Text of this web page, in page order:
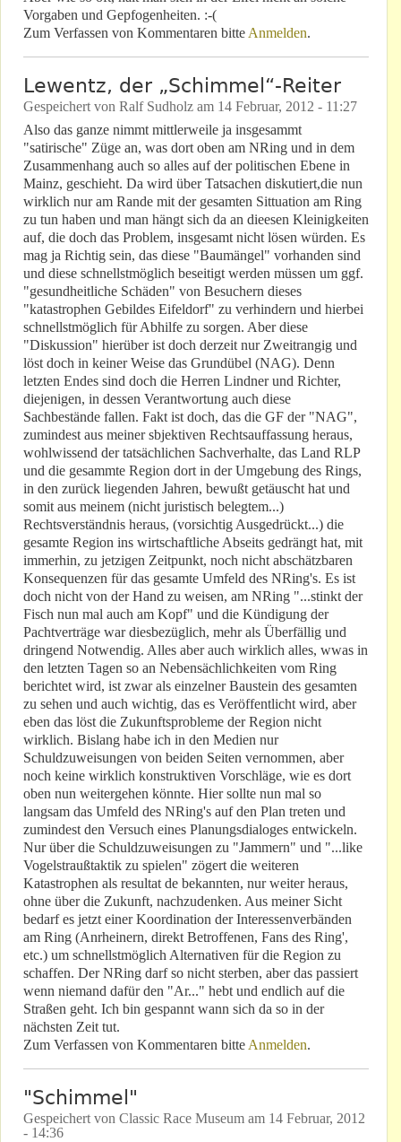
Vorgaben und Gepfogenheiten. :-(
Zum Verfassen von Kommentaren bitte Anmelden.
Lewentz, der „Schimmel“-Reiter
Gespeichert von Ralf Sudholz am 14 Februar, 2012 - 11:27
Also das ganze nimmt mittlerweile ja insgesammt
"satirische" Züge an, was dort oben am NRing und in dem
Zusammenhang auch so alles auf der politischen Ebene in
Mainz, geschieht. Da wird über Tatsachen diskutiert,die nun
wirklich nur am Rande mit der gesamten Sittuation am Ring
zu tun haben und man hängt sich da an dieesen Kleinigkeiten
auf, die doch das Problem, insgesamt nicht lösen würden. Es
mag ja Richtig sein, das diese "Baumängel" vorhanden sind
und diese schnellstmöglich beseitigt werden müssen um ggf.
"gesundheitliche Schäden" von Besuchern dieses
"katastrophen Gebildes Eifeldorf" zu verhindern und hierbei
schnellstmöglich für Abhilfe zu sorgen. Aber diese
"Diskussion" hierüber ist doch derzeit nur Zweitrangig und
löst doch in keiner Weise das Grundübel (NAG). Denn
letzten Endes sind doch die Herren Lindner und Richter,
diejenigen, in dessen Verantwortung auch diese
Sachbestände fallen. Fakt ist doch, das die GF der "NAG",
zumindest aus meiner sbjektiven Rechtsauffassung heraus,
wohlwissend der tatsächlichen Sachverhalte, das Land RLP
und die gesammte Region dort in der Umgebung des Rings,
in den zurück liegenden Jahren, bewußt getäuscht hat und
somit aus meinem (nicht juristisch belegtem...)
Rechtsverständnis heraus, (vorsichtig Ausgedrückt...) die
gesamte Region ins wirtschaftliche Abseits gedrängt hat, mit
immerhin, zu jetzigen Zeitpunkt, noch nicht abschätzbaren
Konsequenzen für das gesamte Umfeld des NRing's. Es ist
doch nicht von der Hand zu weisen, am NRing "...stinkt der
Fisch nun mal auch am Kopf" und die Kündigung der
Pachtverträge war diesbezüglich, mehr als Überfällig und
dringend Notwendig. Alles aber auch wirklich alles, wwas in
den letzten Tagen so an Nebensächlichkeiten vom Ring
berichtet wird, ist zwar als einzelner Baustein des gesamten
zu sehen und auch wichtig, das es Veröffentlicht wird, aber
eben das löst die Zukunftsprobleme der Region nicht
wirklich. Bislang habe ich in den Medien nur
Schuldzuweisungen von beiden Seiten vernommen, aber
noch keine wirklich konstruktiven Vorschläge, wie es dort
oben nun weitergehen könnte. Hier sollte nun mal so
langsam das Umfeld des NRing's auf den Plan treten und
zumindest den Versuch eines Planungsdialoges entwickeln.
Nur über die Schuldzuweisungen zu "Jammern" und "...like
Vogelstraußtaktik zu spielen" zögert die weiteren
Katastrophen als resultat de bekannten, nur weiter heraus,
ohne über die Zukunft, nachzudenken. Aus meiner Sicht
bedarf es jetzt einer Koordination der Interessenverbänden
am Ring (Anrheinern, direkt Betroffenen, Fans des Ring',
etc.) um schnellstmöglich Alternativen für die Region zu
schaffen. Der NRing darf so nicht sterben, aber das passiert
wenn niemand dafür den "Ar..." hebt und endlich auf die
Straßen geht. Ich bin gespannt wann sich da so in der
nächsten Zeit tut.
Zum Verfassen von Kommentaren bitte Anmelden.
"Schimmel"
Gespeichert von Classic Race Museum am 14 Februar, 2012
- 14:36